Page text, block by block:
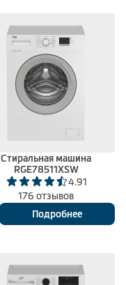
Стиральная машина
RGE78511XSW
4.91
176 отзывов
Подробнее